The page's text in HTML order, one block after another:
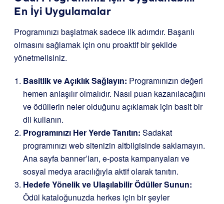
En İyi Uygulamalar
Programınızı başlatmak sadece ilk adımdır. Başarılı
olmasını sağlamak için onu proaktif bir şekilde
yönetmelisiniz.
Basitlik ve Açıklık Sağlayın: Programınızın değeri
hemen anlaşılır olmalıdır. Nasıl puan kazanılacağını
ve ödüllerin neler olduğunu açıklamak için basit bir
dil kullanın.
Programınızı Her Yerde Tanıtın: Sadakat
programınızı web sitenizin altbilgisinde saklamayın.
Ana sayfa banner’ları, e-posta kampanyaları ve
sosyal medya aracılığıyla aktif olarak tanıtın.
Hedefe Yönelik ve Ulaşılabilir Ödüller Sunun:
Ödül kataloğunuzda herkes için bir şeyler